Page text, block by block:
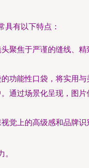
有以下特点：
聚焦于严谨的缝线、
功能性口袋，将实用与
通过场景化呈现，图
觉上的高级感和品牌识